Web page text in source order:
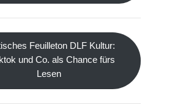
Feuilleton DLF Kultur:
und Co. als Chance fürs
Lesen